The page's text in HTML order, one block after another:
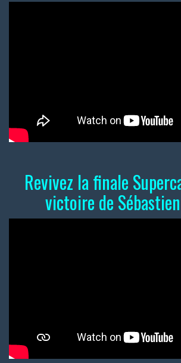
Revivez la finale
victoire de